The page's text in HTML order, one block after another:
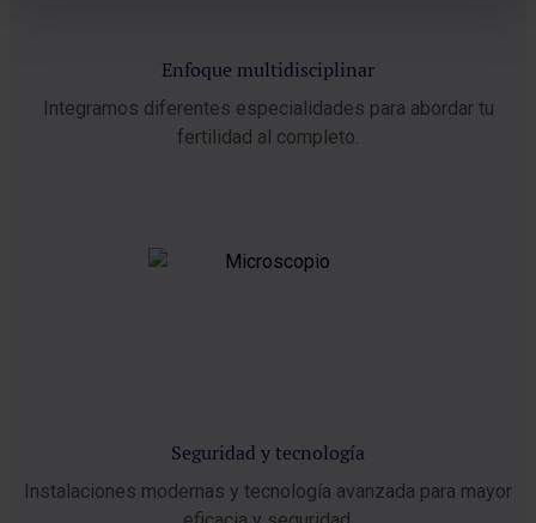
Enfoque multidisciplinar
Integramos diferentes especialidades para abordar tu
fertilidad al completo.
Seguridad y tecnología
Instalaciones modernas y tecnología avanzada para mayor